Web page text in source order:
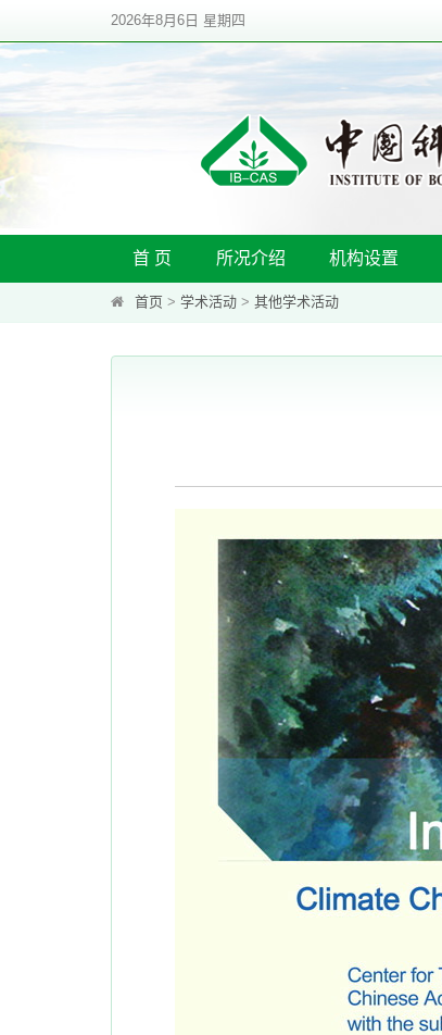
2026年8月6日 星期四
首 页 所况介绍 机构设置
首页 > 学术活动 > 其他学术活动